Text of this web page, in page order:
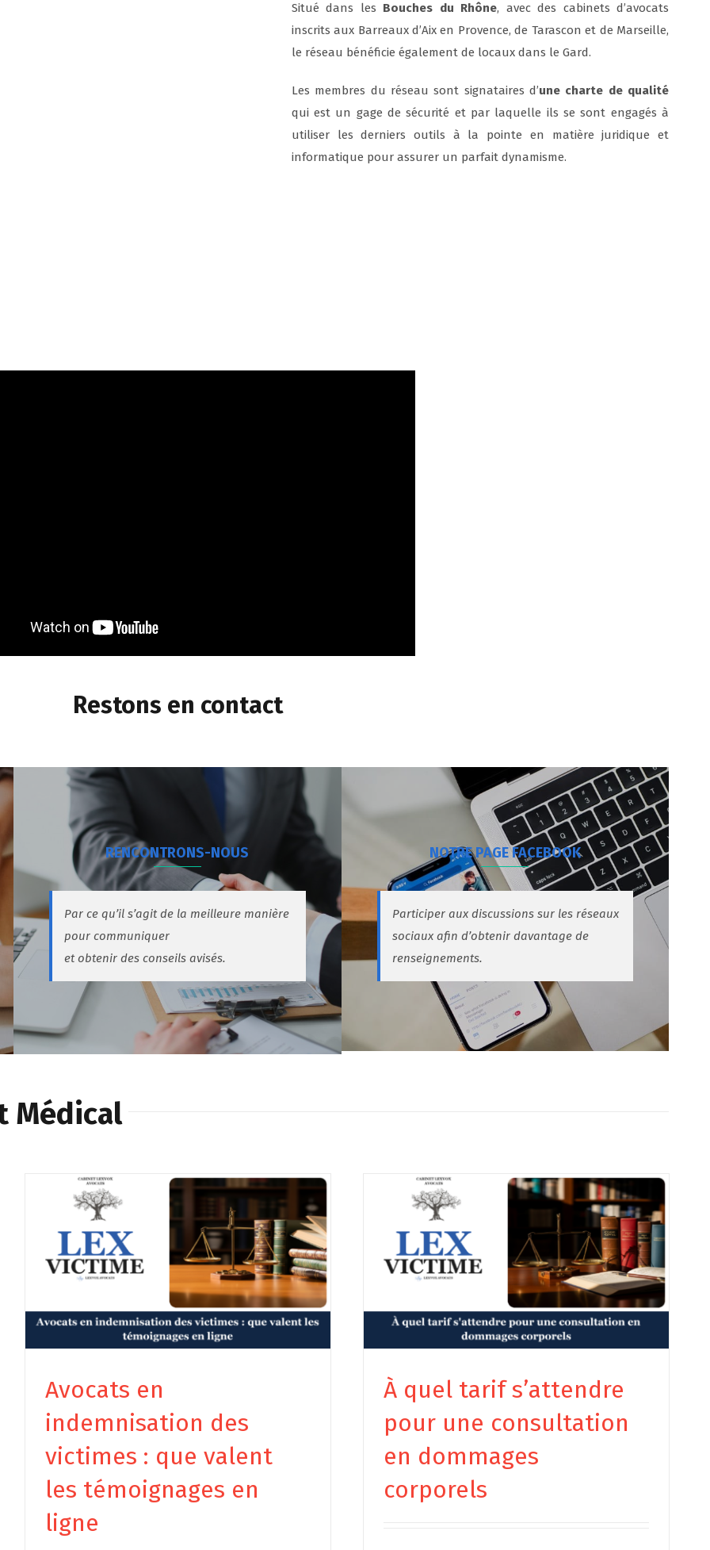
Situé dans les Bouches du Rhône, avec des cabinets d’avocats
inscrits aux Barreaux d’Aix en Provence, de Tarascon et de Marseille,
le réseau bénéficie également de locaux dans le Gard.
Les membres du réseau sont signataires d’une charte de qualité
qui est un gage de sécurité et par laquelle ils se sont engagés à
utiliser les derniers outils à la pointe en matière juridique et
informatique pour assurer un parfait dynamisme.
Restons en contact
RENCONTRONS-NOUS
Par ce qu’il s’agit de la meilleure manière
pour communiquer
et obtenir des conseils avisés.
NOTRE PAGE FACEBOOK
Participer aux discussions sur les réseaux
sociaux afin d’obtenir davantage de
renseignements.
Médical
Avocats en
indemnisation des
victimes : que valent
les témoignages en
ligne
À quel tarif s’attendre
pour une consultation
en dommages
corporels